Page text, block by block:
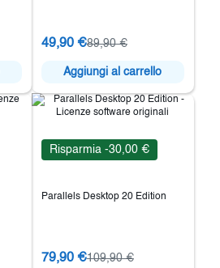
49,90 €89,90 €
Aggiungi al carrello
Risparmia -30,00 €
Parallels Desktop 20 Edition
79,90 €109,90 €